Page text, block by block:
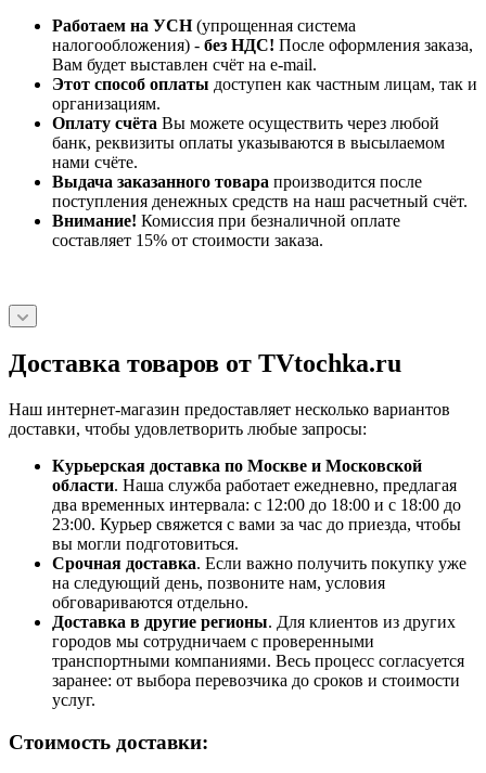
Работаем на УСН(упрощенная система
налогообложения) - без НДС! После оформления заказа,
Вам будет выставлен счёт на e-mail.
Этот способ оплаты доступен как частным лицам, так и
организациям.
Оплату счёта Вы можете осуществить через любой
банк, реквизиты оплаты указываются в высылаемом
нами счёте.
Выдача заказанного товара производится после
поступления денежных средств на наш расчетный счёт.
Внимание! Комиссия при безналичной оплате
составляет 15% от стоимости заказа.
Доставка товаров от TVtochka.ru
Наш интернет-магазин предоставляет несколько вариантов
доставки, чтобы удовлетворить любые запросы:
Курьерская доставка по Москве и Московской
области. Наша служба работает ежедневно, предлагая
два временных интервала: с 12:00 до 18:00 и с 18:00 до
23:00. Курьер свяжется с вами за час до приезда, чтобы
вы могли подготовиться.
Срочная доставка. Если важно получить покупку уже
на следующий день, позвоните нам, условия
обговариваются отдельно.
Доставка в другие регионы. Для клиентов из других
городов мы сотрудничаем с проверенными
транспортными компаниями. Весь процесс согласуется
заранее: от выбора перевозчика до сроков и стоимости
услуг.
Стоимость доставки: